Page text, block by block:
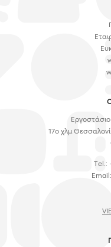
17ο χλμ
Tel.:
Email: